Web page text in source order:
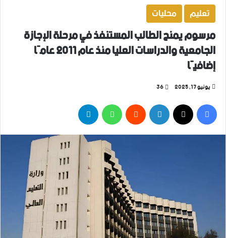
تعليم
محليات
مرسوم يمنح الطالب المستنفذ في مرحلة الإجازة
الجامعية والدراسات العليا منذ عام 2011 عامًا
إضافيًا
يونيو 17, 2025 36
فيسبوك‫X لينكدإن واتساب